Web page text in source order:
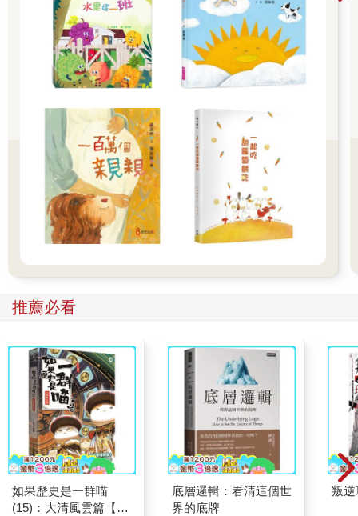
「是虎鯨——殺人鯨！」安妮大喊。
「而且不只一頭！」傑克說。
出現在海灣裡的巨大黑色背鰭，至少還有四片。那些殺人鯨正直
直游向獨角鯨群。
4 退後！
「快走，你們快走呀！」安妮對著獨角鯨大喊。她奔向海岸邊。
傑克跟著她跑。「快！快！快！」他用盡全力大叫。
獨角鯨再次潛入海面下。
虎鯨跟在牠們身後追逐，但這群巨大的掠食者當中，有一頭朝著
傑克和安妮游過來。
「哇！」傑克驚呼，一邊把安妮從海岸邊拉回來。
海面上突然水花四濺，還傳來嗖嗖的聲音。
「發生了什麼事？」傑克說。
一頭小小的獨角鯨和鯨群分開了，正朝向距離海岸大約十公尺的
一排冰山游過去。
「那頭虎鯨還在追！」安妮說。
巨大的虎鯨繼續追捕小獨角鯨。
「快！」傑克大喊。
獨角鯨逃入冰山之間的水道，游入一池淺水中。
虎鯨太巨大，無法游過冰山之間的水道。牠衝撞著巨大的浮冰，
有些冰裂開來，成塊崩落。
虎鯨想從冰山下方游過去，但海水太淺了。牠再次衝撞眼前的阻
礙，但水道依舊太窄。
最後，殺人鯨終於游走了。
「！」安妮說。傑克也鬆了一口氣。
元電子禮券 👉全站商品滿1200回饋4%金幣
推薦必看
如果歷史是一群喵
(15)：大清風雲篇【萌
底層邏輯：看清這個世
界的底牌
叛逆